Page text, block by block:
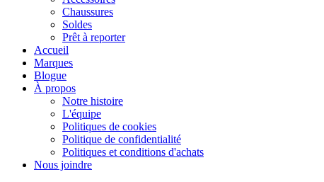
Chaussures
Soldes
Prêt à reporter
Accueil
Marques
Blogue
À propos
Notre histoire
L'équipe
Politiques de cookies
Politique de confidentialité
Politiques et conditions d'achats
Nous joindre